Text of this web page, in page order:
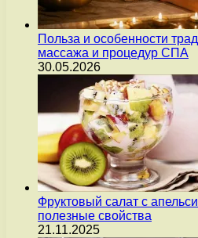
Польза и особенности
массажа и процедур СПА
30.05.2026
Фруктовый салат с
полезные свойства
21.11.2025